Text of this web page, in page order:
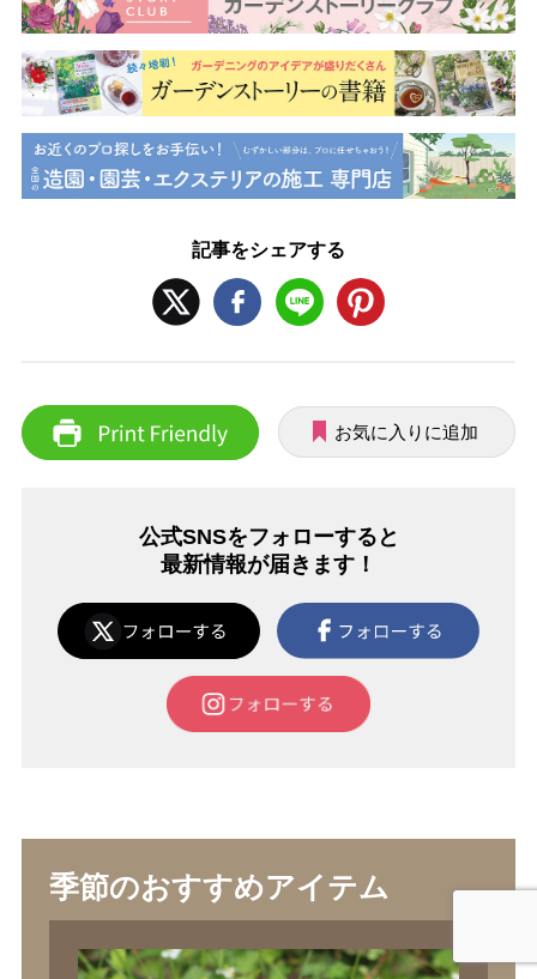
記事をシェアする
お気に入りに追加
公式SNSをフォローすると
最新情報が届きます！
季節のおすすめアイテム